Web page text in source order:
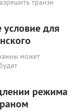
транзи
условие для
может
режима